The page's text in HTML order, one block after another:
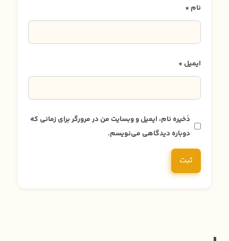
نام*
ایمیل*
ذخیره نام، ایمیل و وبسایت من در مرورگر برای زمانی که
دوباره دیدگاهی می‌نویسم.